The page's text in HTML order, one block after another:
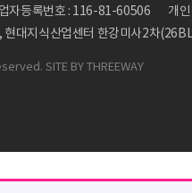
자등록번호 : 116-81-60506
개
현대지식산업센터 한강미사2차
SITE BYTHREEWAY